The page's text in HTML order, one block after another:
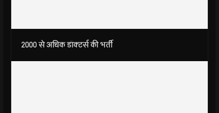
2000से अधिक डॉक्टर्स की भर्ती